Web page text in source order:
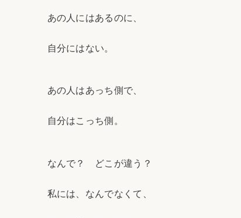
あの人にはあるのに、
自分にはない。
あの人はあっち側で、
自分はこっち側。
なんで？ どこが違う？
私には、なんでなくて、